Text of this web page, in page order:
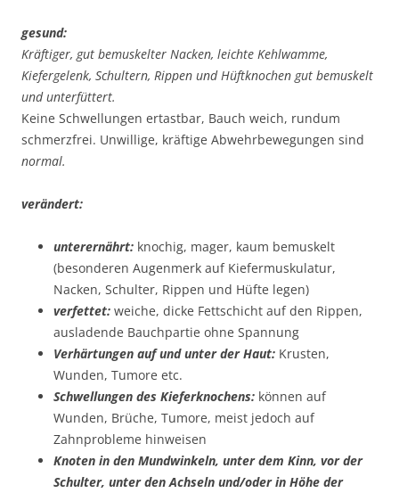
gesund:
Kräftiger, gut bemuskelter Nacken, leichte Kehlwamme,
Kiefergelenk, Schultern, Rippen und Hüftknochen gut bemuskelt
und unterfüttert.
Keine Schwellungen ertastbar, Bauch weich, rundum
schmerzfrei. Unwillige, kräftige Abwehrbewegungen sind
normal.
verändert:
unterernährt: knochig, mager, kaum bemuskelt
(besonderen Augenmerk auf Kiefermuskulatur,
Nacken, Schulter, Rippen und Hüfte legen)
verfettet: weiche, dicke Fettschicht auf den Rippen,
ausladende Bauchpartie ohne Spannung
Verhärtungen auf und unter der Haut: Krusten,
Wunden, Tumore etc.
Schwellungen des Kieferknochens: können auf
Wunden, Brüche, Tumore, meist jedoch auf
Zahnprobleme hinweisen
Knoten in den Mundwinkeln, unter dem Kinn, vor der
Schulter, unter den Achseln und/oder in Höhe der